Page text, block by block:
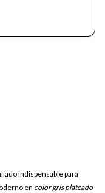
indispensable para
en color gris plateado